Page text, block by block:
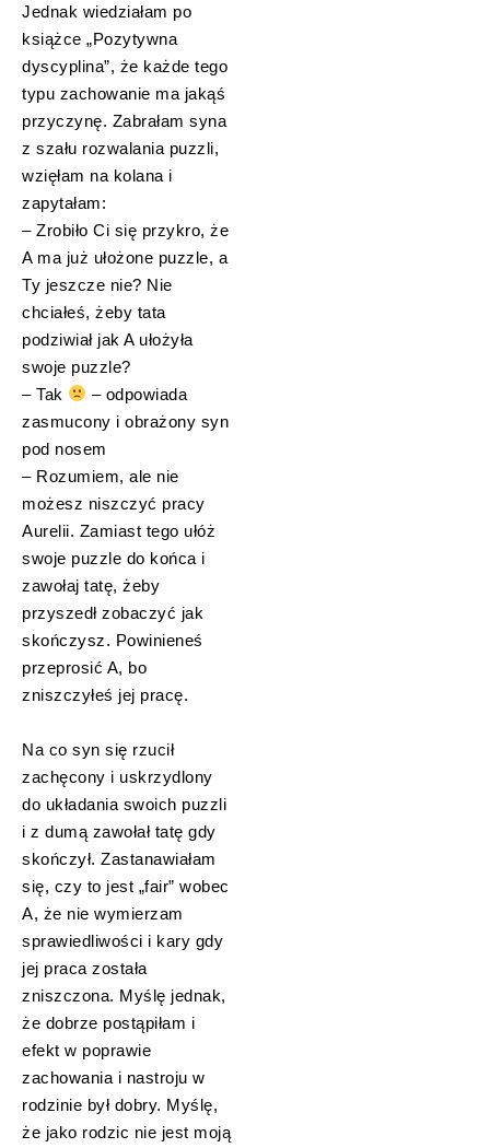
Jednak wiedziałam po
książce „Pozytywna
dyscyplina”, że każde tego
typu zachowanie ma jakąś
przyczynę. Zabrałam syna
z szału rozwalania puzzli,
wzięłam na kolana i
zapytałam:
– Zrobiło Ci się przykro, że
A ma już ułożone puzzle, a
Ty jeszcze nie? Nie
chciałeś, żeby tata
podziwiał jak A ułożyła
swoje puzzle?
– Tak
– odpowiada
zasmucony i obrażony syn
pod nosem
– Rozumiem, ale nie
możesz niszczyć pracy
Aurelii. Zamiast tego ułóż
swoje puzzle do końca i
zawołaj tatę, żeby
przyszedł zobaczyć jak
skończysz. Powinieneś
przeprosić A, bo
zniszczyłeś jej pracę.
Na co syn się rzucił
zachęcony i uskrzydlony
do układania swoich puzzli
i z dumą zawołał tatę gdy
skończył. Zastanawiałam
się, czy to jest „fair” wobec
A, że nie wymierzam
sprawiedliwości i kary gdy
jej praca została
zniszczona. Myślę jednak,
że dobrze postąpiłam i
efekt w poprawie
zachowania i nastroju w
rodzinie był dobry. Myślę,
że jako rodzic nie jest moją